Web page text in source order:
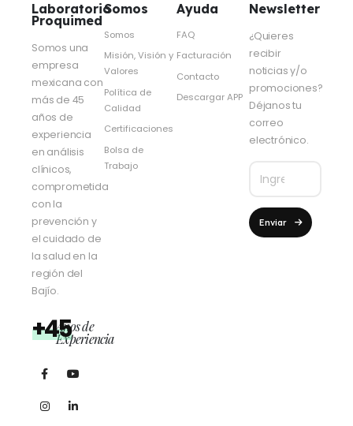
Laboratorio
Proquimed
Somos una
empresa
mexicana con
más de 45
años de
experiencia
en análisis
clínicos,
comprometida
con la
prevención y
el cuidado de
la salud en la
región del
Bajío.
+45Años de
Experiencia
Somos
Somos
Misión, Visión y
Valores
Política de
Calidad
Certificaciones
Bolsa de
Trabajo
Ayuda
FAQ
Facturación
Contacto
Descargar APP
Newsletter
¿Quieres
recibir
noticias y/o
promociones?
Déjanos tu
correo
electrónico.
Enviar